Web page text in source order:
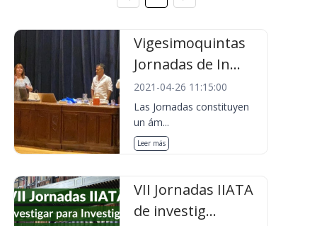
Vigesimoquintas
Jornadas de In...
2021-04-26 11:15:00
Las Jornadas constituyen
un ám...
Leer más
VII Jornadas IIATA
de investig...